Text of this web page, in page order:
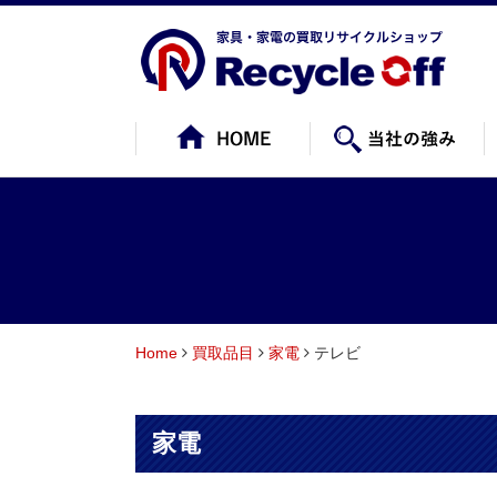
Home 買取品目 家電 テレビ
家電